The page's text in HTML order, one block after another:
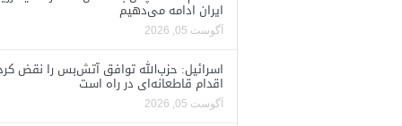
ایران ادامه می‌دهیم
آگوست 05, 2026
اسرائیل: حزب‌الله توافق آتش‌بس را نقض
اقدام قاطعانه‌ای در راه است
آگوست 05, 2026